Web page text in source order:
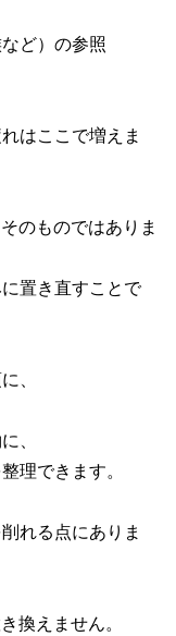
ど）の参照
はここで増えま
のものではありま
置き直すことで
、
、
理できます。
れる点にありま
換えません。